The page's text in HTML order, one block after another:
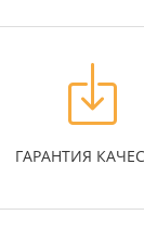
ГАРАНТИЯ